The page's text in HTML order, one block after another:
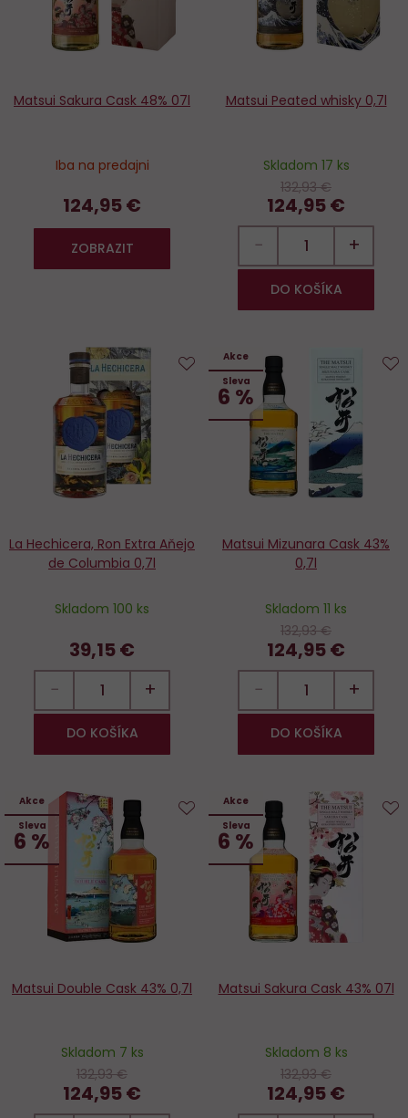
Matsui Sakura Cask 48% 07l
Iba na predajni
124,95 €
ZOBRAZIT
Matsui Peated whisky 0,7l
Skladom 17 ks
132,93 €
124,95 €
− +
DO KOŠÍKA
La Hechicera, Ron Extra Aňejo
de Columbia 0,7l
Skladom 100 ks
39,15 €
− +
DO KOŠÍKA
obľúbených
Akce
Sleva
6 %
Matsui Mizunara Cask 43%
0,7l
Skladom 11 ks
132,93 €
124,95 €
− +
DO KOŠÍKA
Akce
Sleva
6 %
Matsui Double Cask 43% 0,7l
Skladom 7 ks
132,93 €
124,95 €
obľúbených
Akce
Sleva
6 %
Matsui Sakura Cask 43% 07l
Skladom 8 ks
132,93 €
124,95 €